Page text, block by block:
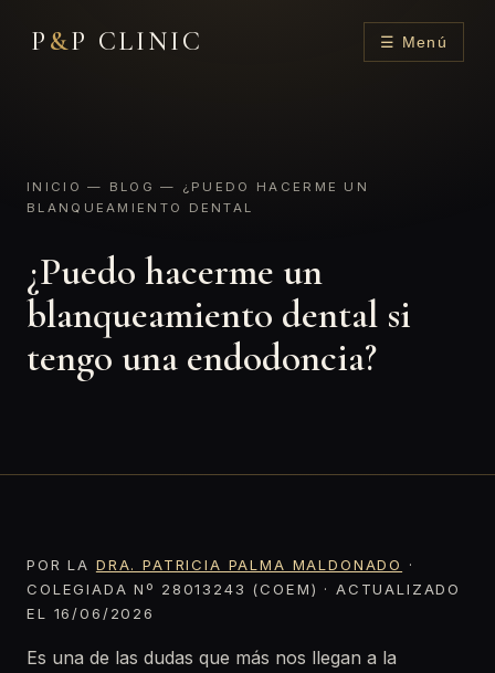
P &P CLINIC ☰ Menú
INICIO — BLOG — ¿PUEDO HACERME UN
BLANQUEAMIENTO DENTAL
¿Puedo hacerme un
blanqueamiento dental si
tengo una endodoncia?
POR LA DRA. PATRICIA PALMA MALDONADO
·
COLEGIADA Nº 28013243 (COEM) · ACTUALIZADO
EL 16/06/2026
Es una de las dudas que más nos llegan a la